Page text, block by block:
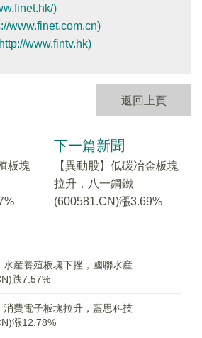
)
www.finet.com.cn)
www.fintv.hk)
返回上頁
板塊
下一篇新聞
【異動股】低碳冶金板塊
拉升，八一鋼鐵
(600581.CN)漲3.69%
水産養殖板塊下挫，國聯水産
跌7.57%
消費電子板塊拉升，藍思科技
漲12.78%